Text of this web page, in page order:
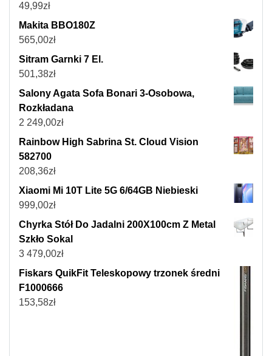
49,99zł
Makita BBO180Z
565,00zł
Sitram Garnki 7 El.
501,38zł
Salony Agata Sofa Bonari 3-Osobowa,
Rozkładana
2 249,00zł
Rainbow High Sabrina St. Cloud Vision
582700
208,36zł
Xiaomi Mi 10T Lite 5G 6/64GB Niebieski
999,00zł
Chyrka Stół Do Jadalni 200X100cm Z Metal
Szkło Sokal
3 479,00zł
Fiskars QuikFit Teleskopowy trzonek średni
F1000666
153,58zł